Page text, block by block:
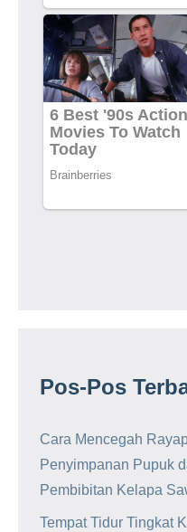
Pos-Pos
Cara Mencegah
Penyimpanan Pupuk
Pembibitan Kelapa
Tempat Tidur Tingkat